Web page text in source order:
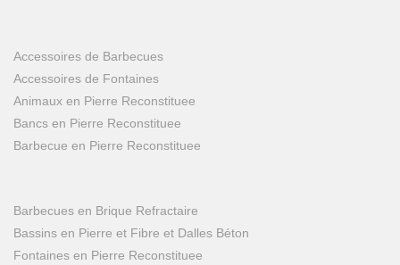
Accessoires de Barbecues
Accessoires de Fontaines
Animaux en Pierre Reconstituee
Bancs en Pierre Reconstituee
Barbecue en Pierre Reconstituee
Barbecues en Brique Refractaire
Bassins en Pierre et Fibre et Dalles Béton
Fontaines en Pierre Reconstituee